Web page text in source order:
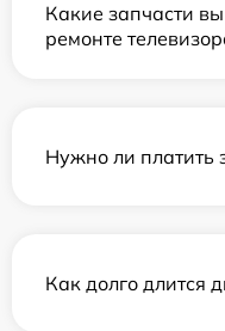
Какие запчасти
ремонте
Нужно ли платить
Как долго длится